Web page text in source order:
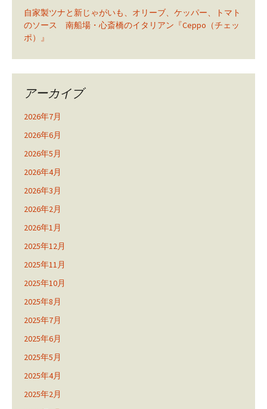
自家製ツナと新じゃがいも、オリーブ、ケッパー、トマト
のソース 南船場・心斎橋のイタリアン『Ceppo（チェッ
ポ）』
アーカイブ
2026年7月
2026年6月
2026年5月
2026年4月
2026年3月
2026年2月
2026年1月
2025年12月
2025年11月
2025年10月
2025年8月
2025年7月
2025年6月
2025年5月
2025年4月
2025年2月